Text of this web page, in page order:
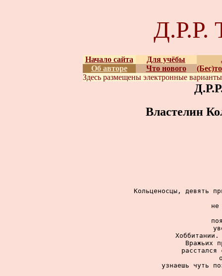
Начало сайта Для учёбы
Об авторе
Что нового
Здесь размещены электронные
Властелин
Кольценосцы, девять
не
Вражьих
узнаешь чуть